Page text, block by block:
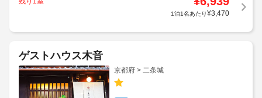
1泊1名あたり¥3,470
ゲストハウス木音
京都府 > 二条城